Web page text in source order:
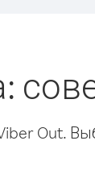
Out.